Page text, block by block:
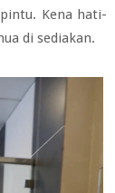
Kena hati-
di sediakan.